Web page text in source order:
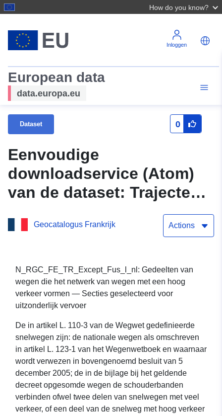
How do you know?
Inloggen
European data
data.europa.eu
Dataset 0
Eenvoudige
downloadservice (Atom)
van de dataset: Trajecten
van de BD Topo van het
netwerk van snelwegen
geselecteerd voor
uitzonderlijk vervoer
Geocatalogus Frankrijk Actions
N_RGC_FE_TR_Except_Fus_l_nl: Gedeelten van
wegen die het netwerk van wegen met een hoog
verkeer vormen — Secties geselecteerd voor
uitzonderlijk vervoer
De in artikel L. 110-3 van de Wegwet gedefinieerde
snelwegen zijn: de nationale wegen als omschreven
in artikel L. 123-1 van het Wegenwetboek en waarnaar
wordt verwezen in bovengenoemd besluit van 5
december 2005; de in de bijlage bij het geldende
decreet opgesomde wegen de schouderbanden
verbinden ofwel twee delen van snelwegen met veel
verkeer, of een deel van de snelweg met hoog verkeer